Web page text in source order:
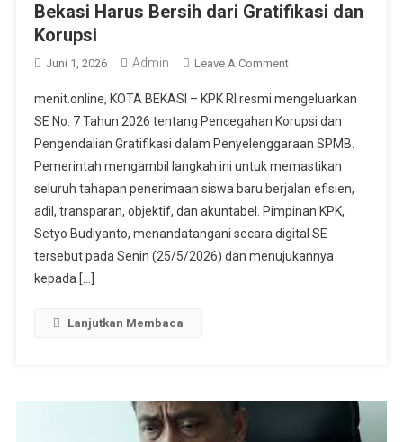
Bekasi Harus Bersih dari Gratifikasi dan
Korupsi
Juni 1, 2026 Admin Leave A CommentOn
Wibhowo:
SPMB
2026
Kota
Bekasi
Harus
Bersih
Dari
menit.online, KOTA BEKASI – KPK RI resmi mengeluarkan
SE No. 7 Tahun 2026 tentang Pencegahan Korupsi dan
Pengendalian Gratifikasi dalam Penyelenggaraan SPMB.
Pemerintah mengambil langkah ini untuk memastikan
seluruh tahapan penerimaan siswa baru berjalan efisien,
adil, transparan, objektif, dan akuntabel. Pimpinan KPK,
Setyo Budiyanto, menandatangani secara digital SE
tersebut pada Senin (25/5/2026) dan menujukannya
kepada […]
Lanjutkan Membaca